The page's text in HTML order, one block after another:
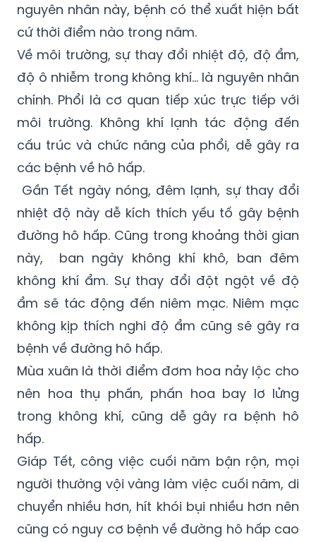
nguyên nhân này, bệnh có thể xuất hiện bất
cứ thời điểm nào trong năm.
Về môi trường, sự thay đổi nhiệt độ, độ ẩm,
độ ô nhiễm trong không khí... là nguyên nhân
chính. Phổi là cơ quan tiếp xúc trực tiếp với
môi trường. Không khí lạnh tác động đến
cấu trúc và chức năng của phổi, dễ gây ra
các bệnh về hô hấp.
Gần Tết ngày nóng, đêm lạnh, sự thay đổi
nhiệt độ này dễ kích thích yếu tố gây bệnh
đường hô hấp. Cũng trong khoảng thời gian
này, ban ngày không khí khô, ban đêm
không khí ẩm. Sự thay đổi đột ngột về độ
ẩm sẽ tác động đến niêm mạc. Niêm mạc
không kịp thích nghi độ ẩm cũng sẽ gây ra
bệnh về đường hô hấp.
Mùa xuân là thời điểm đơm hoa nảy lộc cho
nên hoa thụ phấn, phấn hoa bay lơ lửng
trong không khí, cũng dễ gây ra bệnh hô
hấp.
Giáp Tết, công việc cuối năm bận rộn, mọi
người thường vội vàng làm việc cuối năm, di
chuyển nhiều hơn, hít khói bụi nhiều hơn nên
cũng có nguy cơ bệnh về đường hô hấp cao